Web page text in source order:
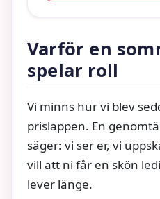
Varför en
spelar roll
Vi minns hur vi blev
prislappen. En
säger: vi ser er, vi
vill att ni får en skön
lever länge.